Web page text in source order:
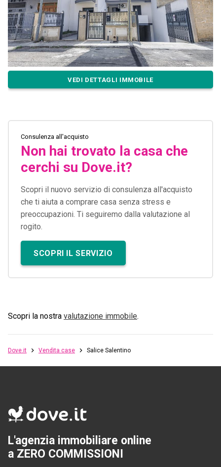
VEDI DETTAGLI IMMOBILE
Consulenza all'acquisto
Non hai trovato la casa che
cerchi su Dove.it?
Scopri il nuovo servizio di consulenza all'acquisto
che ti aiuta a comprare casa senza stress e
preoccupazioni. Ti seguiremo dalla valutazione al
rogito.
SCOPRI IL SERVIZIO
Scopri la nostra valutazione immobile.
Dove.it Vendita case Salice Salentino
L'agenzia immobiliare online
a ZERO COMMISSIONI